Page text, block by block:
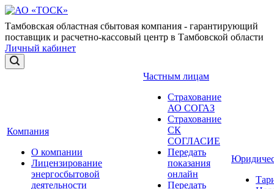
Тамбовская областная сбытовая компания - гарантирующий
поставщик и расчетно-кассовый центр в Тамбовской области
Личный кабинет
Компания
О компании
Лицензирование
энергосбытовой
деятельности
Частным лицам
Страхование
АО СОГАЗ
Страхование
СК
СОГЛАСИЕ
Передать
показания
онлайн
Передать